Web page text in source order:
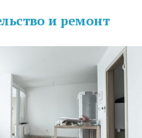
и ремонт